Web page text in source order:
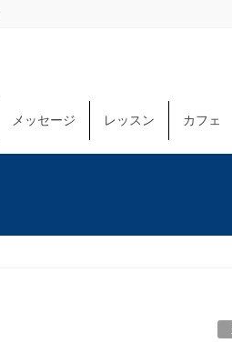
メッセージ レッスン カフェ